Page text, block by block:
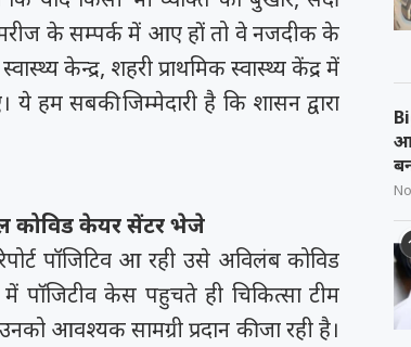
के सम्पर्क में आए हों तो वे नजदीक के
केन्द्र, शहरी प्राथमिक स्वास्थ्य केंद्र में
हम सबकी जिम्मेदारी है कि शासन द्वारा
कोविड केयर सेंटर भेजे
पॉजिटिव आ रही उसे अविलंब कोविड
पाॅजिटीव केस पहुचते ही चिकित्सा टीम
आवश्यक सामग्री प्रदान की जा रही है।